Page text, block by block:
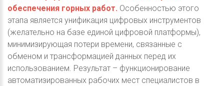
обеспечения горных работ. Особенностью этого
этапа является унификация цифровых инструментов
(желательно на базе единой цифровой платформы),
минимизирующая потери времени, связанные с
обменом и трансформацией данных перед их
использованием. Результат – функционирование
автоматизированных рабочих мест специалистов в